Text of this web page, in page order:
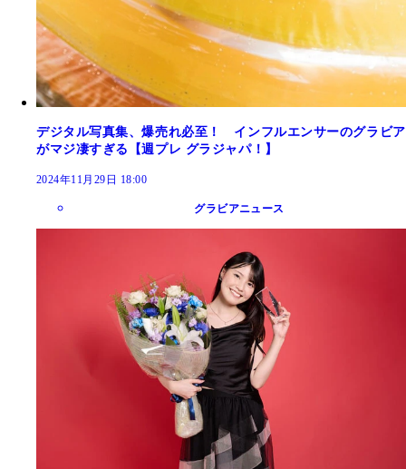
デジタル写真集、爆売れ必至！ インフルエンサーのグラビア
がマジ凄すぎる【週プレ グラジャパ！】
2024年11月29日 18:00
グラビアニュース